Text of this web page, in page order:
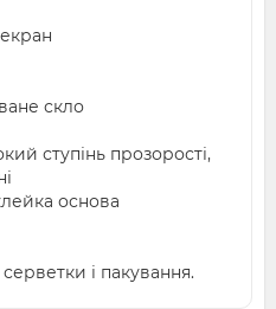
скло
ступінь прозорості,
основа
і пакування.